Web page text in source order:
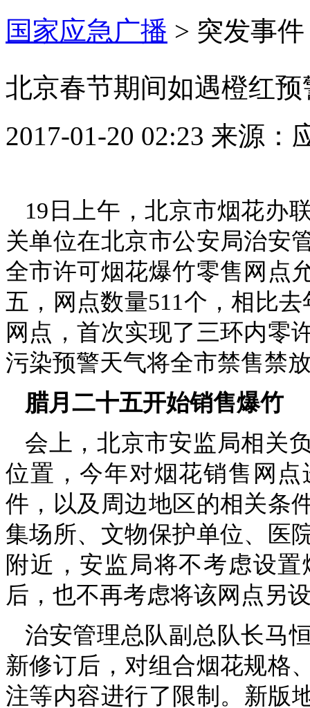
国家应急广播 > 突发事件
北京春节期间如遇橙红
2017-01-20 02:23 来源：
19日上午，北京市烟花办
关单位在北京市公安局治安
全市许可烟花爆竹零售网点
五，网点数量511个，相比
网点，首次实现了三环内零
污染预警天气将全市禁售禁
腊月二十五开始销售爆竹
会上，北京市安监局相关
位置，今年对烟花销售网
件，以及周边地区的相关条
集场所、文物保护单位、医
附近，安监局将不考虑设
后，也不再考虑将该网点另
治安管理总队副总队长马
新修订后，对组合烟花规格
注等内容进行了限制。新版